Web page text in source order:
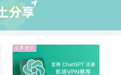
业界资讯
5个购买美区Apple ID 和小火箭翻墙
软件的网站推荐